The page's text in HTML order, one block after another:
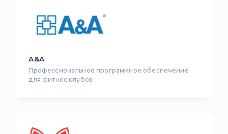
A&A
Профессиональное программное обеспечение
для фитнес клубов